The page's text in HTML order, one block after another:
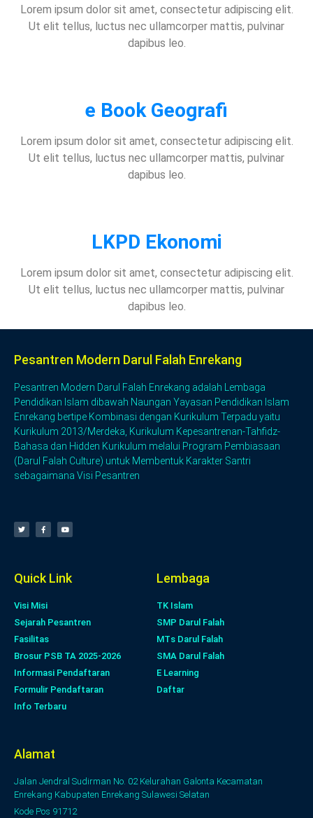
Lorem ipsum dolor sit amet, consectetur adipiscing elit.
Ut elit tellus, luctus nec ullamcorper mattis, pulvinar
dapibus leo.
e Book Geografi
Lorem ipsum dolor sit amet, consectetur adipiscing elit.
Ut elit tellus, luctus nec ullamcorper mattis, pulvinar
dapibus leo.
LKPD Ekonomi
Lorem ipsum dolor sit amet, consectetur adipiscing elit.
Ut elit tellus, luctus nec ullamcorper mattis, pulvinar
dapibus leo.
Pesantren Modern Darul Falah Enrekang
Pesantren Modern Darul Falah Enrekang adalah Lembaga
Pendidikan Islam dibawah Naungan Yayasan Pendidikan Islam
Enrekang bertipe Kombinasi dengan Kurikulum Terpadu yaitu
Kurikulum 2013/Merdeka, Kurikulum Kepesantrenan-Tahfidz-
Bahasa dan Hidden Kurikulum melalui Program Pembiasaan
(Darul Falah Culture) untuk Membentuk Karakter Santri
sebagaimana Visi Pesantren
Quick Link
Visi Misi
Sejarah Pesantren
Fasilitas
Brosur PSB TA 2025-2026
Informasi Pendaftaran
Formulir Pendaftaran
Info Terbaru
Lembaga
TK Islam
SMP Darul Falah
MTs Darul Falah
SMA Darul Falah
E Learning
Daftar
Alamat
Jalan Jendral Sudirman No. 02 Kelurahan Galonta Kecamatan
Enrekang Kabupaten Enrekang Sulawesi Selatan
Kode Pos 91712